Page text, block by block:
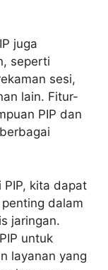
juga
seperti
sesi,
lain. Fitur-
PIP dan
kita dapat
dalam
jaringan.
untuk
layanan yang